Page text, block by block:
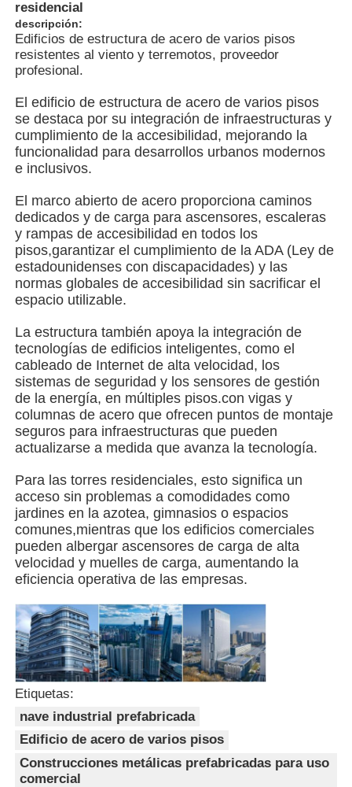
Sobre nosotros
Visita a la fábrica
Control de Calidad
Contacto
noticias
Todos los casos
Solicitar una cotización
Edificio de estructura de acero
Taller de estructura de acero
almacén de estructuras de acero
El depósito de estructuras de acero
Puente de estructura de acero
Oficina de estructura de acero
Casa de aves de corral de estructura de acero
residencial
descripción:
Edificios de estructura de acero de varios pisos
resistentes al viento y terremotos, proveedor
profesional.
El edificio de estructura de acero de varios pisos
se destaca por su integración de infraestructuras y
cumplimiento de la accesibilidad, mejorando la
funcionalidad para desarrollos urbanos modernos
e inclusivos.
El marco abierto de acero proporciona caminos
dedicados y de carga para ascensores, escaleras
y rampas de accesibilidad en todos los
pisos,garantizar el cumplimiento de la ADA (Ley de
estadounidenses con discapacidades) y las
normas globales de accesibilidad sin sacrificar el
espacio utilizable.
La estructura también apoya la integración de
tecnologías de edificios inteligentes, como el
cableado de Internet de alta velocidad, los
sistemas de seguridad y los sensores de gestión
de la energía, en múltiples pisos.con vigas y
columnas de acero que ofrecen puntos de montaje
seguros para infraestructuras que pueden
actualizarse a medida que avanza la tecnología.
Para las torres residenciales, esto significa un
acceso sin problemas a comodidades como
jardines en la azotea, gimnasios o espacios
comunes,mientras que los edificios comerciales
pueden albergar ascensores de carga de alta
velocidad y muelles de carga, aumentando la
eficiencia operativa de las empresas.
Etiquetas:
nave industrial prefabricada
Edificio de acero de varios pisos
Construcciones metálicas prefabricadas para uso
comercial